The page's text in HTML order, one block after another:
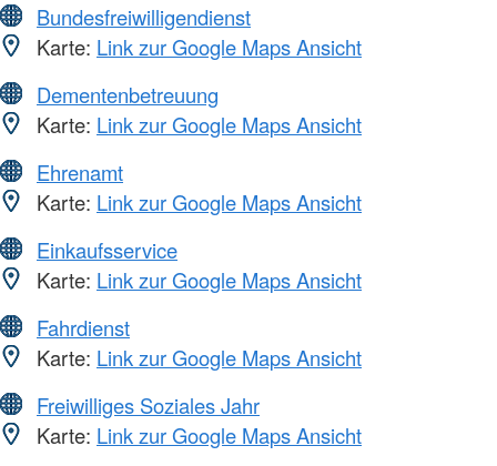
Bundesfreiwilligendienst
Karte: Link zur Google Maps Ansicht
Dementenbetreuung
Karte: Link zur Google Maps Ansicht
Ehrenamt
Karte: Link zur Google Maps Ansicht
Einkaufsservice
Karte: Link zur Google Maps Ansicht
Fahrdienst
Karte: Link zur Google Maps Ansicht
Freiwilliges Soziales Jahr
Karte: Link zur Google Maps Ansicht